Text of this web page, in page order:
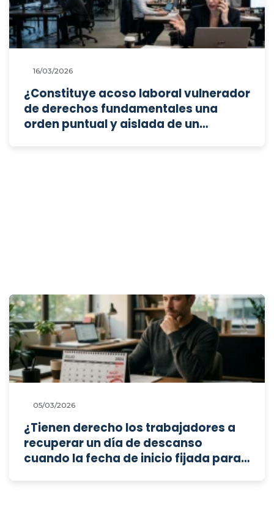
un protocolo previo de uso de
dispositivos digitales?
16/03/2026
¿Constituye acoso laboral vulnerador
de derechos fundamentales una
orden puntual y aislada de un
05/03/2026
¿Tienen derecho los trabajadores a
recuperar un día de descanso
cuando la fecha de inicio fijada para